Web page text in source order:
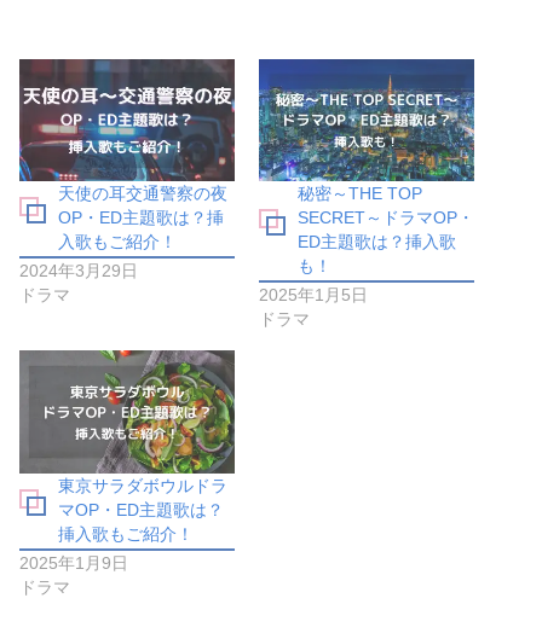
天使の耳交通警察の夜
OP・ED主題歌は？挿
入歌もご紹介！
2024年3月29日
ドラマ
秘密～THE TOP
SECRET～ドラマOP・
ED主題歌は？挿入歌
も！
2025年1月5日
ドラマ
東京サラダボウルドラ
マOP・ED主題歌は？
挿入歌もご紹介！
2025年1月9日
ドラマ